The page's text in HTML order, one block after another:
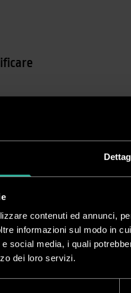
contenuti ed annunci,
informazioni sul modo in
social media, i quali
dei loro servizi.